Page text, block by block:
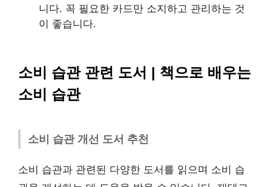
니다. 꼭 필요한 카드만 소지하고 관리하는 것
이 좋습니다.
소비 습관 관련 도서 | 책으로 배우는
소비 습관
소비 습관 개선 도서 추천
소비 습관과 관련된 다양한 도서를 읽으며 소비 습